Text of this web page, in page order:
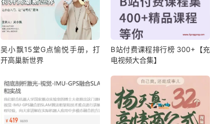
吴小飘15堂G点愉悦手册，打
开高巢新世界
B站付费课程排行榜 300+【充
电视频大合集】